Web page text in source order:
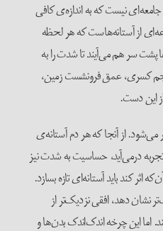
نیست که به اندازه‌ی کافی
از آستانه‌هاست که هر لحظه
پشت سر هم می‌آیند تا شدت را به
کسری، عمق فرونشست زمین،
این دست.
می‌شود. از آنجا که هر دم آستانه‌ی
درمی‌آید، حساسیت به شدت نیز
اثر کند باید آستانه‌ای تازه بسازد.
نشان دهد، افقی نزدیک‌تر از
اما این چرخه اندک‌اندک بدن‌ها و